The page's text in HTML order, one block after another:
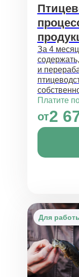
За 4
и
Платите
от2
Для